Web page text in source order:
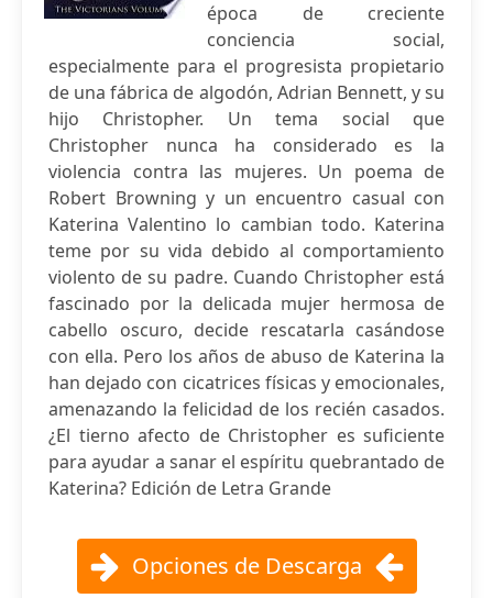
época de creciente
conciencia social,
especialmente para el progresista propietario
de una fábrica de algodón, Adrian Bennett, y su
hijo Christopher. Un tema social que
Christopher nunca ha considerado es la
violencia contra las mujeres. Un poema de
Robert Browning y un encuentro casual con
Katerina Valentino lo cambian todo. Katerina
teme por su vida debido al comportamiento
violento de su padre. Cuando Christopher está
fascinado por la delicada mujer hermosa de
cabello oscuro, decide rescatarla casándose
con ella. Pero los años de abuso de Katerina la
han dejado con cicatrices físicas y emocionales,
amenazando la felicidad de los recién casados.
¿El tierno afecto de Christopher es suficiente
para ayudar a sanar el espíritu quebrantado de
Katerina? Edición de Letra Grande
Opciones de Descarga